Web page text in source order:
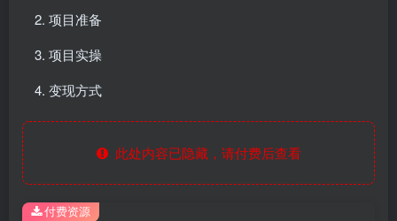
项目准备
项目实操
变现方式
此处内容已隐藏，请付费后查看
付费资源